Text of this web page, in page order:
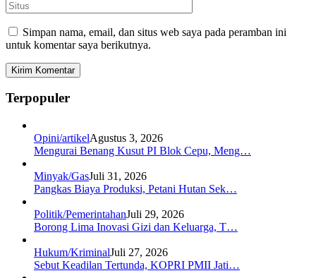
Simpan nama, email, dan situs web saya pada peramban ini
untuk komentar saya berikutnya.
Terpopuler
Opini/artikelAgustus 3, 2026
Mengurai Benang Kusut PI Blok Cepu, Meng…
Minyak/GasJuli 31, 2026
Pangkas Biaya Produksi, Petani Hutan Sek…
Politik/PemerintahanJuli 29, 2026
Borong Lima Inovasi Gizi dan Keluarga, T…
Hukum/KriminalJuli 27, 2026
Sebut Keadilan Tertunda, KOPRI PMII Jati…